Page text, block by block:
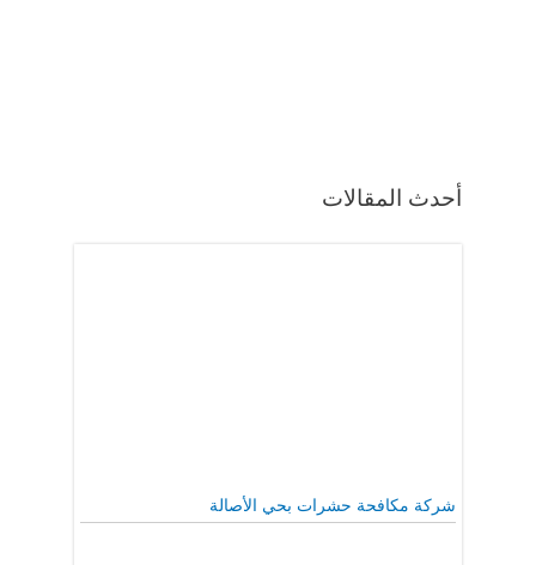
المقالات
مكافحة حشرات بحي الأصالة